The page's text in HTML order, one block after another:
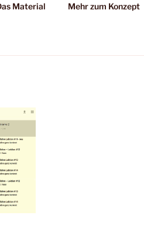
Material Mehr zum Konzept